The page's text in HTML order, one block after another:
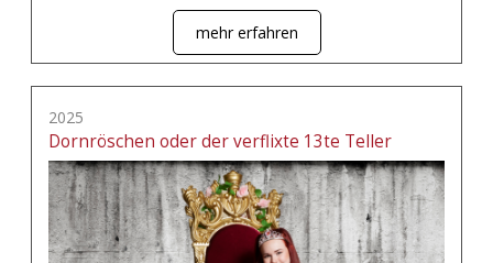
mehr erfahren
2025
Dornröschen oder der verflixte 13te Teller